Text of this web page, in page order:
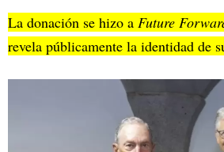
La donación se hizo a Future
revela públicamente la identidad de